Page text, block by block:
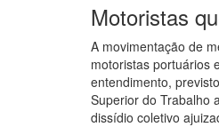
Motoristas
A movimentação de
motoristas portuários
entendimento,
Superior do Trabalho
dissídio coletivo